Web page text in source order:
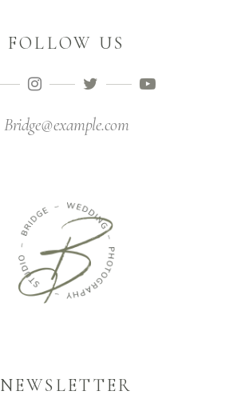
FOLLOW US
Bridge@example.com
NEWSLETTER